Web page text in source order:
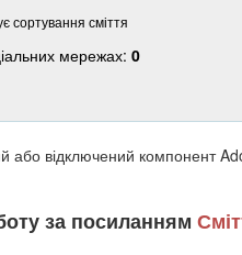
сортування сміття
мережах: 0
або відключений компонент
за посиланням